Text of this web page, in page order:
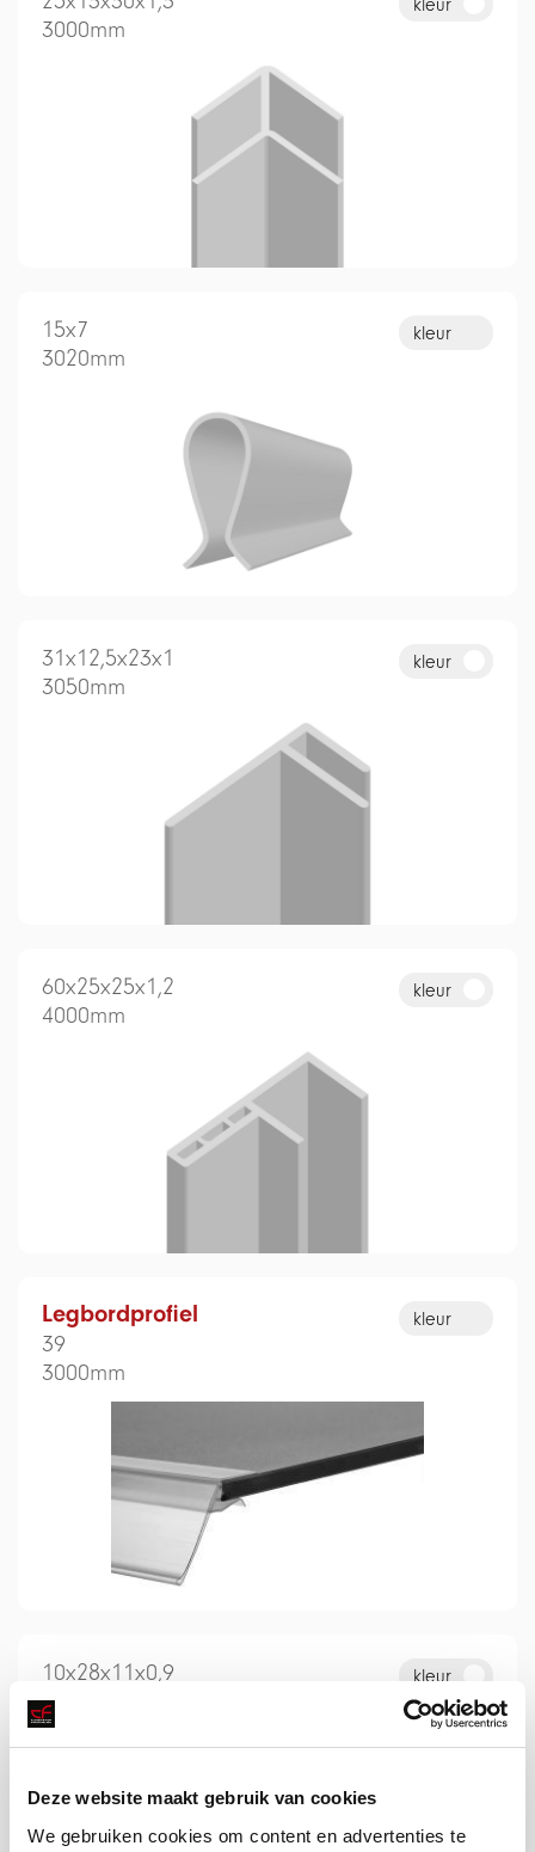
Deze website maakt gebruik van cookies
We gebruiken cookies om content en advertenties te
kleur
3000mm
kleur
15x7
3020mm
kleur
31x12,5x23x1
3050mm
kleur
60x25x25x1,2
4000mm
kleur
Legbordprofiel
39
3000mm
kleur
10x28x11x0,9
3000mm